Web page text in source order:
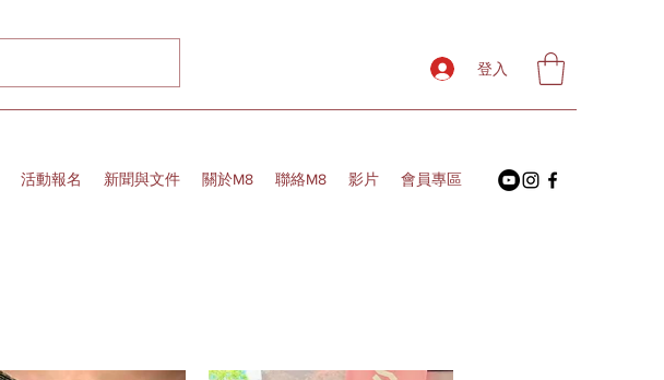
登入
活動報名 新聞與文件 關於M8 聯絡M8 影片 會員專區